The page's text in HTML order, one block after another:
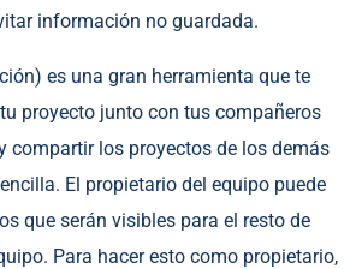
información no guardada.
es una gran herramienta que te
proyecto junto con tus compañeros
compartir los proyectos de los demás
El propietario del equipo puede
que serán visibles para el resto de
Para hacer esto como propietario,